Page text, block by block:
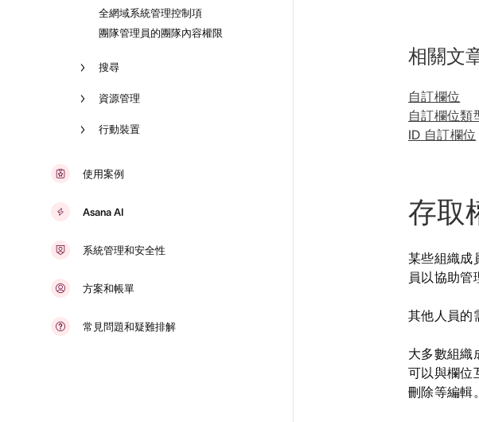
全網域系統管理控制項
團隊管理員的團隊內容權限
搜尋
資源管理
行動裝置
使用案例
Asana AI
系統管理和安全性
方案和帳單
常見問題和疑難排解
相關文
自訂欄位
自訂欄位類
ID 自訂欄位
存取
某些組織成
員以協助管
其他人員的
大多數組織
可以與欄位
刪除等編輯。